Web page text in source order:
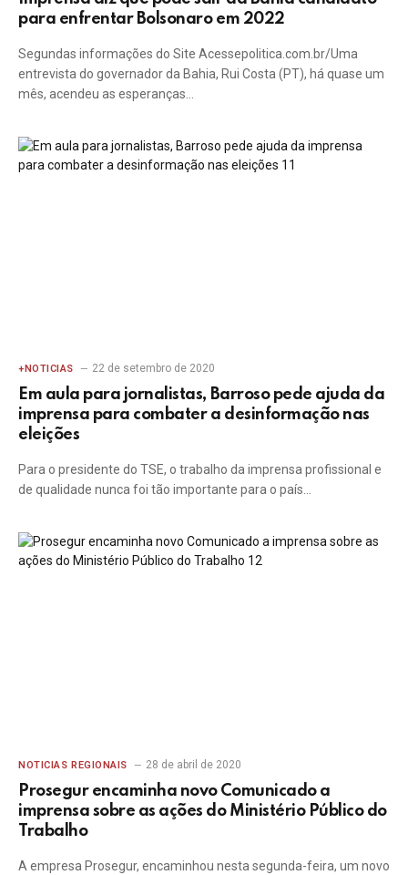
para enfrentar Bolsonaro em 2022
Segundas informações do Site Acessepolitica.com.br/Uma
entrevista do governador da Bahia, Rui Costa (PT), há quase um
mês, acendeu as esperanças…
+NOTICIAS 22 de setembro de 2020
Em aula para jornalistas, Barroso pede ajuda da
imprensa para combater a desinformação nas
eleições
Para o presidente do TSE, o trabalho da imprensa profissional e
de qualidade nunca foi tão importante para o país…
NOTICIAS REGIONAIS 28 de abril de 2020
Prosegur encaminha novo Comunicado a
imprensa sobre as ações do Ministério Público do
Trabalho
A empresa Prosegur, encaminhou nesta segunda-feira, um novo